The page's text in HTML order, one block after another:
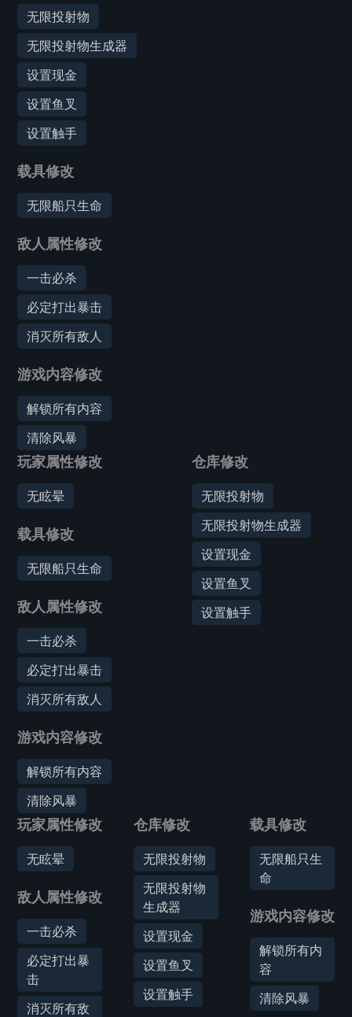
无限投射物
无限投射物生成器
设置现金
设置鱼叉
设置触手
载具修改
无限船只生命
敌人属性修改
一击必杀
必定打出暴击
消灭所有敌人
游戏内容修改
解锁所有内容
清除风暴
玩家属性修改
无眩晕
载具修改
无限船只生命
敌人属性修改
一击必杀
必定打出暴击
消灭所有敌人
游戏内容修改
解锁所有内容
清除风暴
仓库修改
无限投射物
无限投射物生成器
设置现金
设置鱼叉
设置触手
玩家属性修改
无眩晕
敌人属性修改
一击必杀
必定打出暴
击
消灭所有敌
仓库修改
无限投射物
无限投射物
生成器
设置现金
设置鱼叉
设置触手
载具修改
无限船只生
命
游戏内容修改
解锁所有内
容
清除风暴